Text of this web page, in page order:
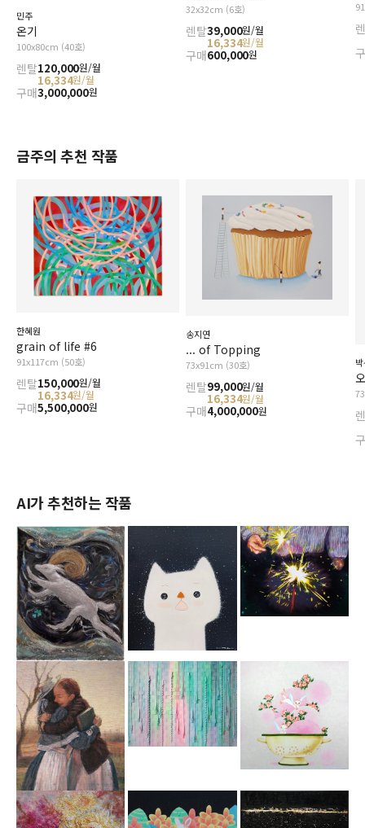
민주
온기
100x80cm (40호)
렌탈120,000원/월
16,334원/월
구매3,000,000원
32x32cm (6호)
렌탈39,000원/월
16,334원/월
구매600,000원
금주의 추천 작품
한혜원
grain of life #6
91x117cm (50호)
렌탈150,000원/월
16,334원/월
구매5,500,000원
송지연
... of Topping
73x91cm (30호)
렌탈99,000원/월
16,334원/월
구매4,000,000원
AI가 추천하는 작품